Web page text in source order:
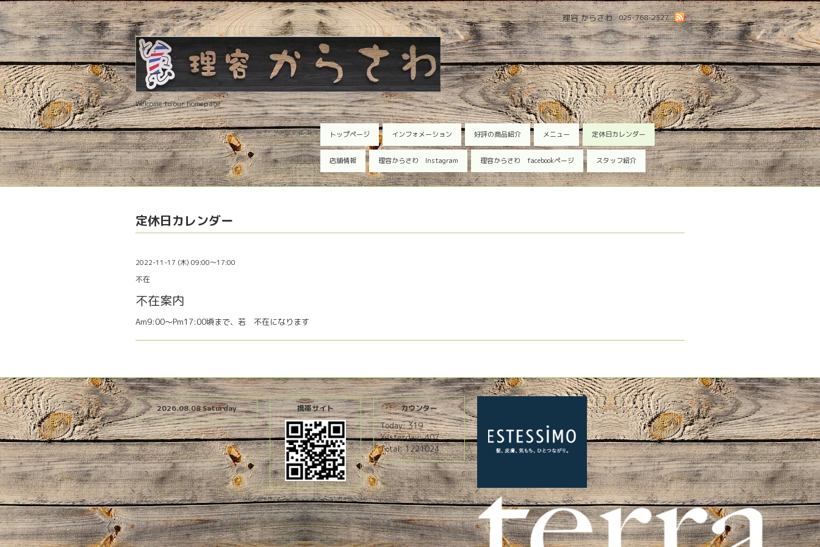
025-768-2327
理容 からさわ
Welcome to our homepage
トップページ インフォメーション 好評の商品紹介 メニュー 定休日カレンダー
店舗情報 理容からさわ Instagram 理容からさわ facebookページ スタッフ紹介
定休日カレンダー
2022-11-17 (木) 09:00～17:00
不在
不在案内
Am9:00〜Pm17:00頃まで、若 不在になります
2026.08.08 Saturday 携帯サイト カウンター
Today:319
Yesterday:407
Total:1221024